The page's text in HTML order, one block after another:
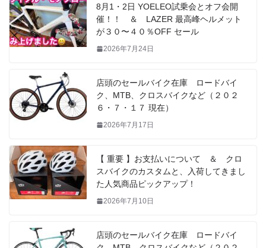
8月1・2日 YOELEO試乗会とオフ会開
催！！ ＆ LAZER 最高峰ヘルメット
が３０〜４０％OFF セール
2026年7月24日
店頭のセールバイク在庫 ロードバイ
ク、MTB、クロスバイクなど（２０２
６・７・１７ 現在）
2026年7月17日
【 重要 】お支払いについて ＆ クロ
スバイクのカスタムと、入荷してきまし
た人気商品ピックアップ！
2026年7月10日
店頭のセールバイク在庫 ロードバイ